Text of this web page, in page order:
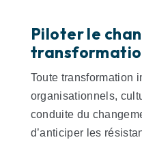
Piloter le
Toute transformation
organisationnels,
conduite du
d’anticiper les